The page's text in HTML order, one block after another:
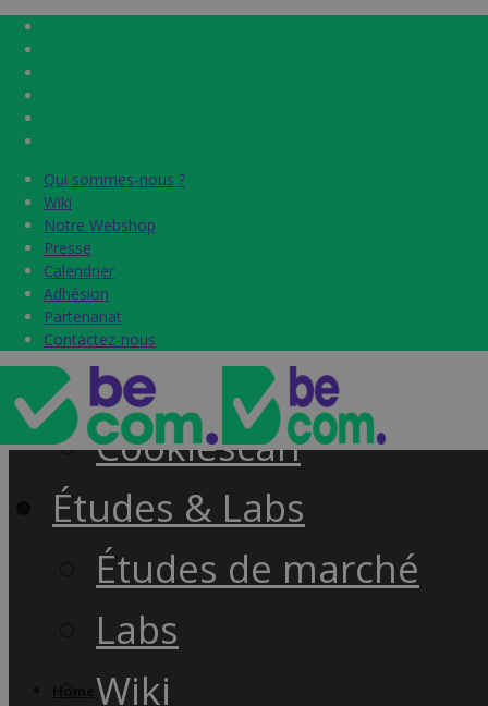
Qui sommes-nous ?
Wiki
Notre Webshop
Presse
Calendrier
Adhésion
Partenariat
Contactez-nous
Qui sommes-nous ?
Wiki
Notre Webshop
Presse
Calendrier
Adhésion
Partenariat
Contactez-nous
Home
Label & audits
Becom Trustmark
Security Scan
Cookiescan
Études & Labs
Études de marché
Labs
Wiki